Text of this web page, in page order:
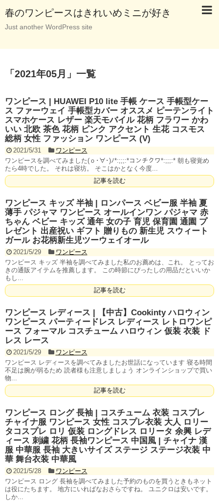
春のワンピースはきれいめミニが好き
Just another WordPress site
「 2021年05月 」 一覧
ワンピース | HUAWEI P10 lite 手帳 ケース 手帳型ケー
ス ファーウェイ 手帳型カバー オススメ ピーテンライト
スマホケース レザー 楽天モバイル 花柄 フラワー かわ
いい 北欧 茶色 花柄 ピンク アクセント 生花 コスモス
総柄 女性 ファッション ワンピース (V)
2021/5/31
ワンピース
ワンピースを調べてみました(ｏ･∀･)ﾉ*:;;;:*コンチクワ*:;;;:* 朝も寝覚め
たら4時でした。 それは寝坊。 そこはかとなく今度...
記事を読む
ワンピース キッズ 半袖 | ロンパース ベビー服 半袖 夏
薄手 パジャマ ワンピース オールインワン パジャマ 赤
ちゃん ベビー キッズ 通年 女の子 育児 保育園 通園 プ
レゼント 出産祝い ギフト 贈りもの 新生児 スウィート
ガール お花柄新生児ツーウェイオール
2021/5/29
ワンピース
ワンピース キッズ 半袖を調べてみました私のお薦めは、これ。 とってお
きの通販アイテムを推薦します。 この時節にぴったしの用品だといいか
もし...
記事を読む
ワンピース レディース | 【中古】Cookinty ハロウィン
ワンピース パーティードレス レディース レトロワンピ
ース フォーマル コスチューム ハロウィン 仮装 衣装 ド
レス レース
2021/5/29
ワンピース
ワンピース レディースを調べてみましたお世話になっています 寝る時間
不足は腕が弱るため 読者様も注意しましょう オンラインショップで買い
物...
記事を読む
ワンピース ロング 長袖 | コスチューム 衣装 コスプレ
チャイナ服 ワンピース 女性 コスプレ衣装 大人 ロリー
タコスプレ ロリ 仮装 ロングドレス ロリータ 余興 レデ
ィース 刺繍 花柄 長袖ワンピース 中国風 | チャイナ 漢
服 中華服 長袖 大きいサイズ ステージ ステージ衣装 中
華 舞台衣装 中華風
2021/5/28
ワンピース
ワンピース ロング 長袖を調べてみました予約のものを買うときもネット
は役にたちます。 地方にいればなおさらですね。 ユニクロは安いです。
しか...